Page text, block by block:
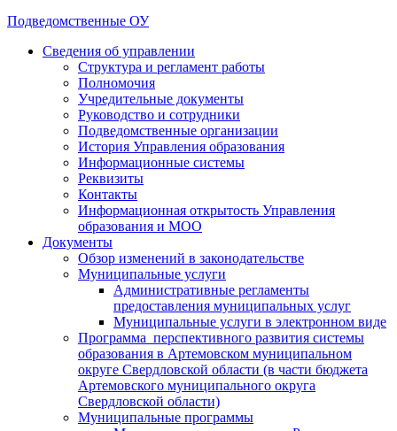
Подведомственные ОУ
Сведения об управлении
Структура и регламент работы
Полномочия
Учредительные документы
Руководство и сотрудники
Подведомственные организации
История Управления образования
Информационные системы
Реквизиты
Контакты
Информационная открытость Управления
образования и МОО
Документы
Обзор изменений в законодательстве
Муниципальные услуги
Административные регламенты
предоставления муниципальных услуг
Муниципальные услуги в электронном виде
Программа перспективного развития системы
образования в Артемовском муниципальном
округе Свердловской области (в части бюджета
Артемовского муниципального округа
Свердловской области)
Муниципальные программы